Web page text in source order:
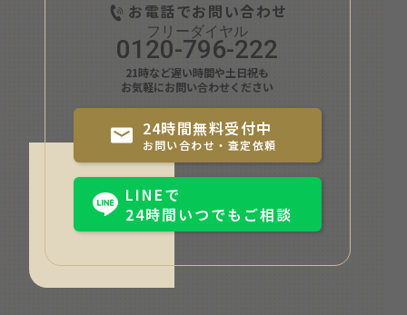
お電話でお問い合わせ
0120-796-222
21時など遅い時間や土日祝も
お気軽にお問い合わせください
24時間無料受付中
お問い合わせ・査定依頼
LINEで
24時間いつでもご相談